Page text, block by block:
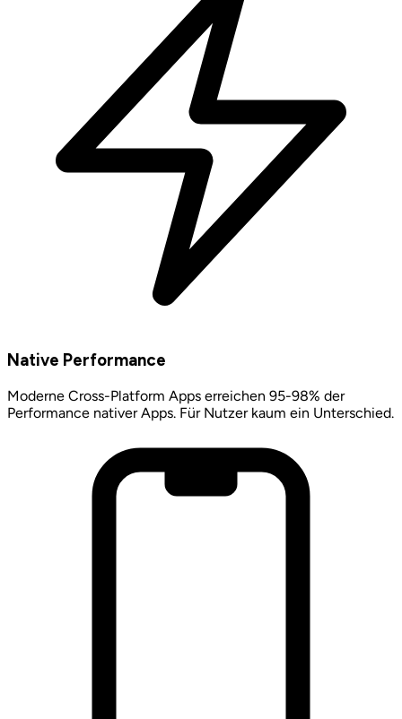
Native Performance
Moderne Cross-Platform Apps erreichen 95-98% der
Performance nativer Apps. Für Nutzer kaum ein Unterschied.